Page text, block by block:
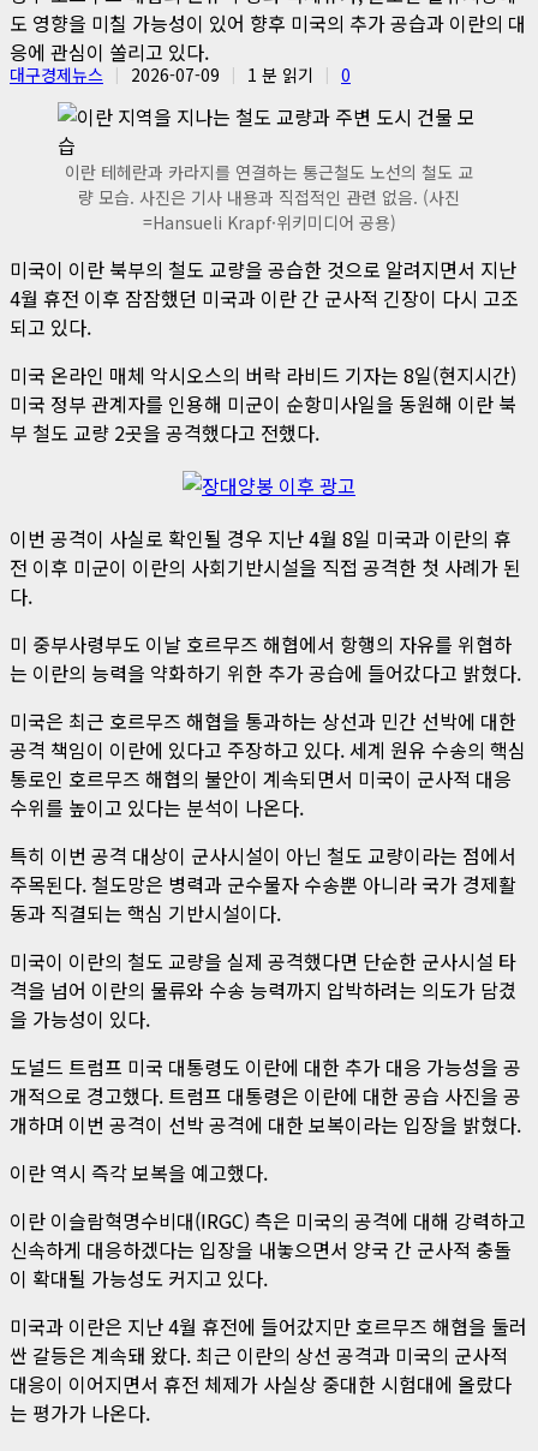
도 영향을 미칠 가능성이 있어 향후 미국의 추가 공습과 이란의 대
응에 관심이 쏠리고 있다.
대구경제뉴스 2026-07-09 1 분 읽기 0
이란 테헤란과 카라지를 연결하는 통근철도 노선의 철도 교
량 모습. 사진은 기사 내용과 직접적인 관련 없음. (사진
=Hansueli Krapf·위키미디어 공용)
미국이 이란 북부의 철도 교량을 공습한 것으로 알려지면서 지난
4월 휴전 이후 잠잠했던 미국과 이란 간 군사적 긴장이 다시 고조
되고 있다.
미국 온라인 매체 악시오스의 버락 라비드 기자는 8일(현지시간)
미국 정부 관계자를 인용해 미군이 순항미사일을 동원해 이란 북
부 철도 교량 2곳을 공격했다고 전했다.
이번 공격이 사실로 확인될 경우 지난 4월 8일 미국과 이란의 휴
전 이후 미군이 이란의 사회기반시설을 직접 공격한 첫 사례가 된
다.
미 중부사령부도 이날 호르무즈 해협에서 항행의 자유를 위협하
는 이란의 능력을 약화하기 위한 추가 공습에 들어갔다고 밝혔다.
미국은 최근 호르무즈 해협을 통과하는 상선과 민간 선박에 대한
공격 책임이 이란에 있다고 주장하고 있다. 세계 원유 수송의 핵심
통로인 호르무즈 해협의 불안이 계속되면서 미국이 군사적 대응
수위를 높이고 있다는 분석이 나온다.
특히 이번 공격 대상이 군사시설이 아닌 철도 교량이라는 점에서
주목된다. 철도망은 병력과 군수물자 수송뿐 아니라 국가 경제활
동과 직결되는 핵심 기반시설이다.
미국이 이란의 철도 교량을 실제 공격했다면 단순한 군사시설 타
격을 넘어 이란의 물류와 수송 능력까지 압박하려는 의도가 담겼
을 가능성이 있다.
도널드 트럼프 미국 대통령도 이란에 대한 추가 대응 가능성을 공
개적으로 경고했다. 트럼프 대통령은 이란에 대한 공습 사진을 공
개하며 이번 공격이 선박 공격에 대한 보복이라는 입장을 밝혔다.
이란 역시 즉각 보복을 예고했다.
이란 이슬람혁명수비대(IRGC) 측은 미국의 공격에 대해 강력하고
신속하게 대응하겠다는 입장을 내놓으면서 양국 간 군사적 충돌
이 확대될 가능성도 커지고 있다.
미국과 이란은 지난 4월 휴전에 들어갔지만 호르무즈 해협을 둘러
싼 갈등은 계속돼 왔다. 최근 이란의 상선 공격과 미국의 군사적
대응이 이어지면서 휴전 체제가 사실상 중대한 시험대에 올랐다
는 평가가 나온다.